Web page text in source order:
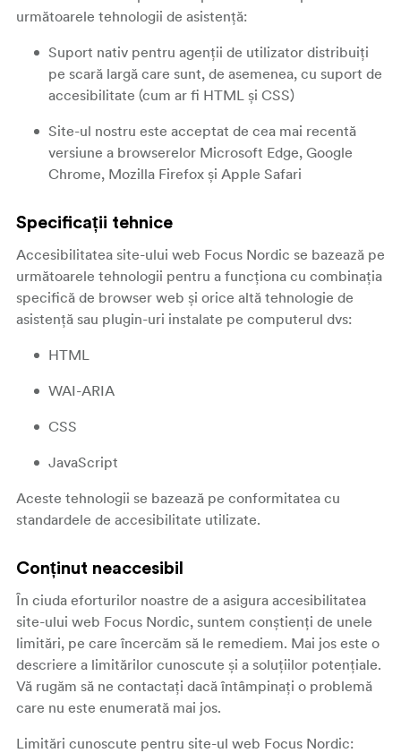
următoarele tehnologii de asistență:
Suport nativ pentru agenții de utilizator distribuiți
pe scară largă care sunt, de asemenea, cu suport de
accesibilitate (cum ar fi HTML și CSS)
Site-ul nostru este acceptat de cea mai recentă
versiune a browserelor Microsoft Edge, Google
Chrome, Mozilla Firefox și Apple Safari
Specificații tehnice
Accesibilitatea site-ului web Focus Nordic se bazează pe
următoarele tehnologii pentru a funcționa cu combinația
specifică de browser web și orice altă tehnologie de
asistență sau plugin-uri instalate pe computerul dvs:
HTML
WAI-ARIA
CSS
JavaScript
Aceste tehnologii se bazează pe conformitatea cu
standardele de accesibilitate utilizate.
Conținut neaccesibil
În ciuda eforturilor noastre de a asigura accesibilitatea
site-ului web Focus Nordic, suntem conștienți de unele
limitări, pe care încercăm să le remediem. Mai jos este o
descriere a limitărilor cunoscute și a soluțiilor potențiale.
Vă rugăm să ne contactați dacă întâmpinați o problemă
care nu este enumerată mai jos.
Limitări cunoscute pentru site-ul web Focus Nordic: